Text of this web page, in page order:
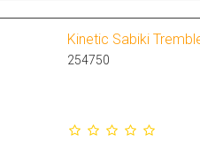
Kinetic Sabiki
254750